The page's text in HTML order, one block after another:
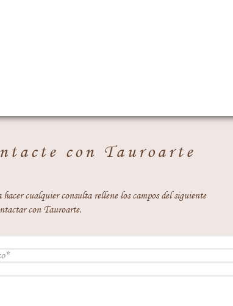
con Tauroarte
hacer cualquier consulta rellene los campos del siguiente
con Tauroarte.